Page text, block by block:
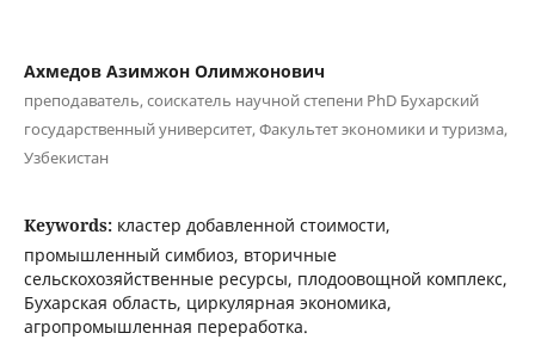
Ахмедов Азимжон Олимжонович
преподаватель, соискатель научной степени PhD Бухарский
государственный университет, Факультет экономики и туризма,
Узбекистан
Keywords: кластер добавленной стоимости,
промышленный симбиоз, вторичные
сельскохозяйственные ресурсы, плодоовощной комплекс,
Бухарская область, циркулярная экономика,
агропромышленная переработка.